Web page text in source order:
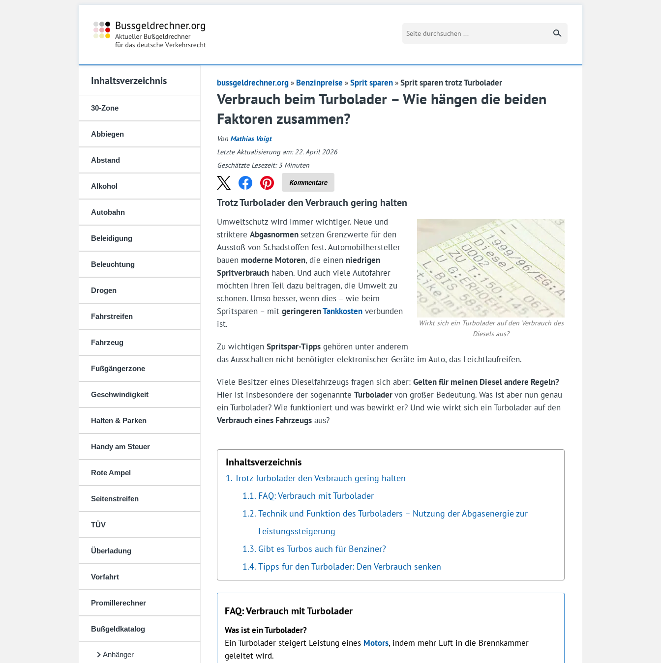
Suchbegriff eingeben
Inhaltsverzeichnis
30-Zone
Abbiegen
Abstand
Alkohol
Autobahn
Beleidigung
Beleuchtung
Drogen
Fahrstreifen
Fahrzeug
Fußgängerzone
Geschwindigkeit
Halten & Parken
Handy am Steuer
Rote Ampel
Seitenstreifen
TÜV
Überladung
Vorfahrt
Promillerechner
Bußgeldkatalog
Anhänger
bussgeldrechner.org Benzinpreise Sprit sparen Sprit sparen trotz Turbolader
Verbrauch beim Turbolader – Wie hängen die beiden
Faktoren zusammen?
Von Mathias Voigt
Letzte Aktualisierung am: 22. April 2026
Geschätzte Lesezeit:3 Minuten
Kommentare
Trotz Turbolader den Verbrauch gering halten
Wirkt sich ein Turbolader auf den Verbrauch des
Diesels aus?
Umweltschutz wird immer wichtiger. Neue und
striktere Abgasnormensetzen Grenzwerte für den
Ausstoß von Schadstoffen fest. Automobilhersteller
bauen moderne Motoren, die einen niedrigen
Spritverbrauchhaben. Und auch viele Autofahrer
möchten ihren Teil dazu beitragen, die Umwelt zu
schonen. Umso besser, wenn dies – wie beim
Spritsparen – mit geringerenTankkostenverbunden
ist.
Zu wichtigen Spritspar-Tippsgehören unter anderem
das Ausschalten nicht benötigter elektronischer Geräte im Auto, das Leichtlaufreifen.
Viele Besitzer eines Dieselfahrzeugs fragen sich aber: Gelten für meinen Diesel andere Regeln?
Hier ist insbesondere der sogenannte Turboladervon großer Bedeutung. Was ist aber nun genau
ein Turbolader? Wie funktioniert und was bewirkt er? Und wie wirkt sich ein Turbolader auf den
Verbrauch eines Fahrzeugsaus?
Inhaltsverzeichnis
Trotz Turbolader den Verbrauch gering halten
FAQ: Verbrauch mit Turbolader
Technik und Funktion des Turboladers – Nutzung der Abgasenergie zur
Leistungssteigerung
Gibt es Turbos auch für Benziner?
Tipps für den Turbolader: Den Verbrauch senken
FAQ: Verbrauch mit Turbolader
Was ist ein Turbolader?
Ein Turbolader steigert Leistung eines Motors, indem mehr Luft in die Brennkammer
geleitet wird.